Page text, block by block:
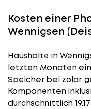
Kosten einer
Wennigsen
Haushalte in
letzten Monaten
Speicher bei zolar
Komponenten
durchschnittlich